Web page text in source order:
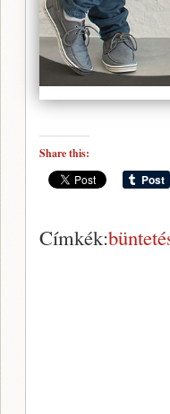
Share this:
Címkék: